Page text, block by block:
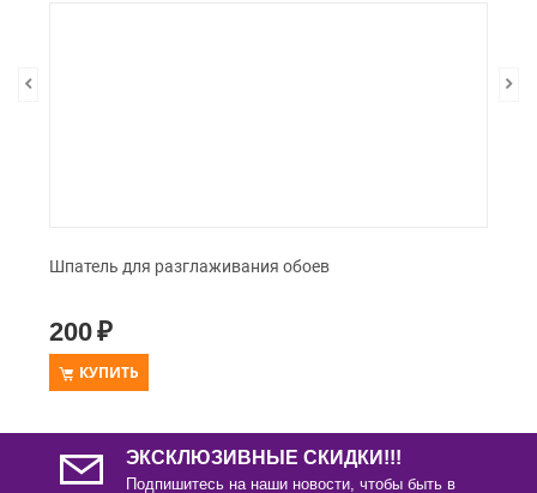
Шпатель для разглаживания обоев
200₽
КУПИТЬ
ЭКСКЛЮЗИВНЫЕ СКИДКИ!!!
Подпишитесь на наши новости, чтобы быть в